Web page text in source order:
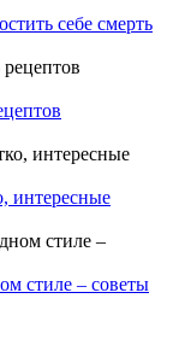
себе смерть
интересные
стиле – советы